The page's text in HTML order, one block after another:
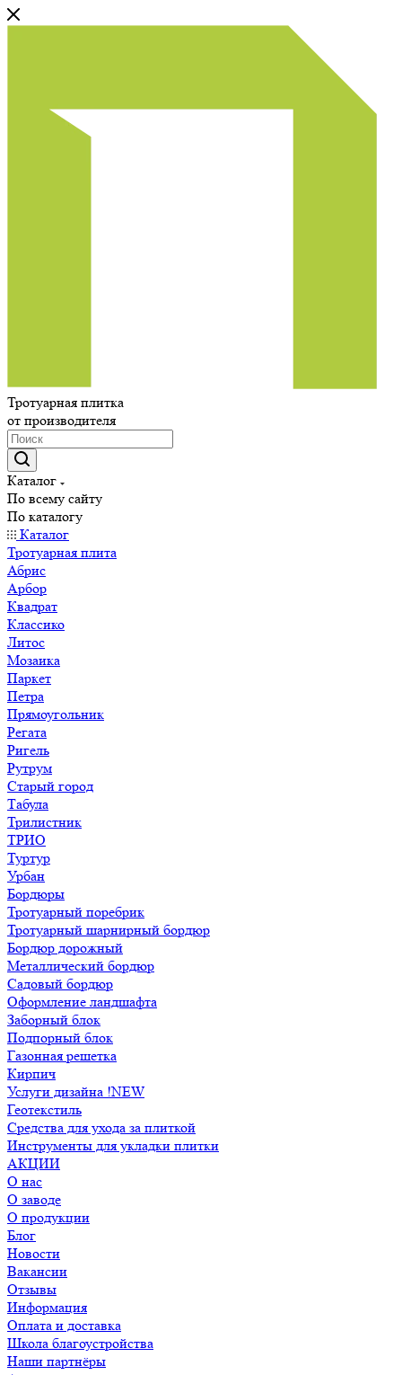
Тротуарная плитка
от производителя
Каталог
По всему сайту
По каталогу
Каталог
Тротуарная плита
Абрис
Арбор
Квадрат
Классико
Литос
Мозаика
Паркет
Петра
Прямоугольник
Регата
Ригель
Рутрум
Старый город
Табула
Трилистник
ТРИО
Туртур
Урбан
Бордюры
Тротуарный поребрик
Тротуарный шарнирный бордюр
Бордюр дорожный
Металлический бордюр
Садовый бордюр
Оформление ландшафта
Заборный блок
Подпорный блок
Газонная решетка
Кирпич
Услуги дизайна !NEW
Геотекстиль
Средства для ухода за плиткой
Инструменты для укладки плитки
АКЦИИ
О нас
О заводе
О продукции
Блог
Новости
Вакансии
Отзывы
Информация
Оплата и доставка
Школа благоустройства
Наши партнёры